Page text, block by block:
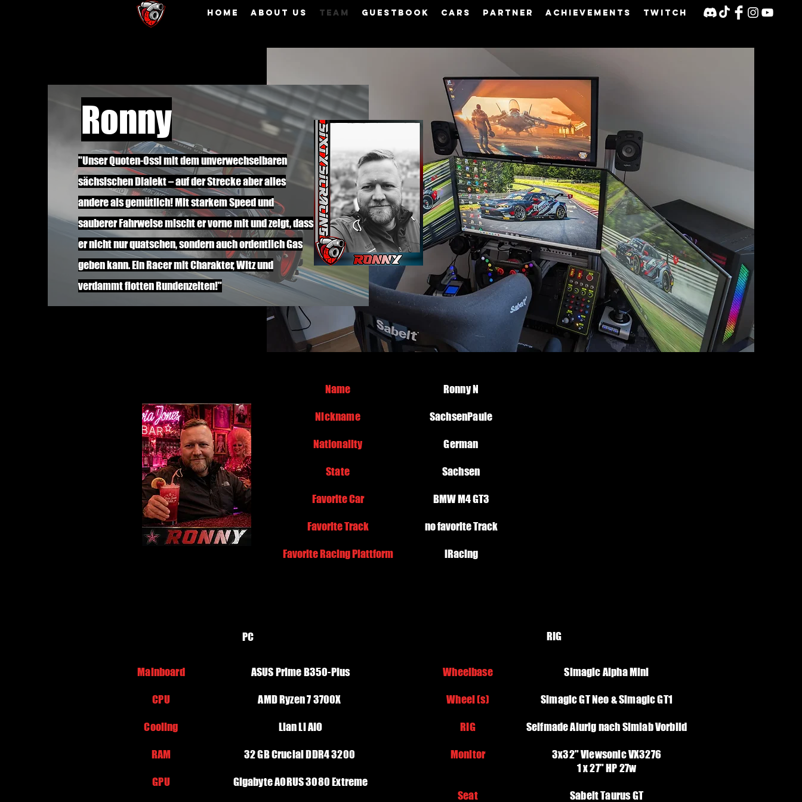
Home About us Team Guestbook Cars Partner Achievements Twitch
Ronny
"Unser Quoten-Ossi mit dem unverwechselbaren
sächsischen Dialekt – auf der Strecke aber alles
andere als gemütlich! Mit starkem Speed und
sauberer Fahrweise mischt er vorne mit und zeigt, dass
er nicht nur quatschen, sondern auch ordentlich Gas
geben kann. Ein Racer mit Charakter, Witz und
verdammt flotten Rundenzeiten!"
Name
Nickname
Nationality
State
Favorite Car
Favorite Track
Favorite Racing Plattform
Ronny N
SachsenPaule
German
Sachsen
BMW M4 GT3
no favorite Track
​iRacing
PC
Mainboard
CPU
Cooling
RAM
GPU
ASUS Prime B350-Plus
AMD Ryzen 7 3700X
Lian Li AIO
32 GB Crucial DDR4 3200
Gigabyte AORUS 3080 Extreme
RIG
Wheelbase
Wheel (s)
RIG
Monitor
Seat
Simagic Alpha Mini
Simagic GT Neo & Simagic GT1
Selfmade Alurig nach Simlab Vorbild
3x32" Viewsonic VX3276
1 x 27" HP 27w
Sabelt Taurus GT